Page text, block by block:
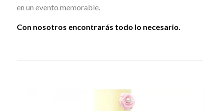
en un evento memorable.
Con nosotros encontrarás todo lo necesario.